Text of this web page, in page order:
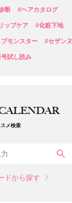
断 #ヘアカタログ
ップケア #化粧下地
モンスター #セザンヌ
試し読み
スメ検索
ドから探す